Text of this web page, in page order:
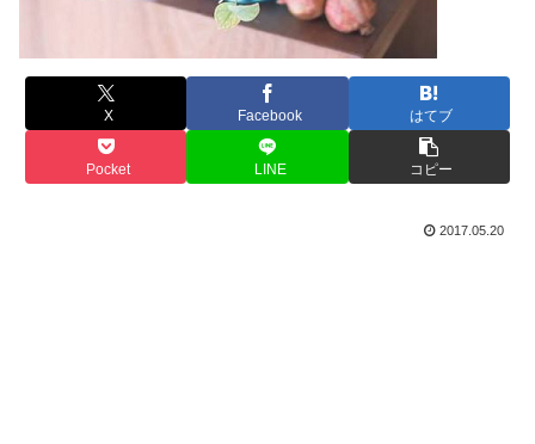
X Facebook はてブ
Pocket LINE コピー
2017.05.20